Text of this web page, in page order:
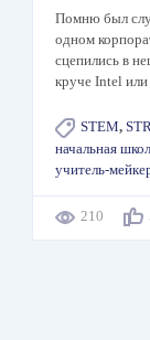
Помню был
одном
сцепились в
круче Intel
STEM,
начальная
учитель-
210